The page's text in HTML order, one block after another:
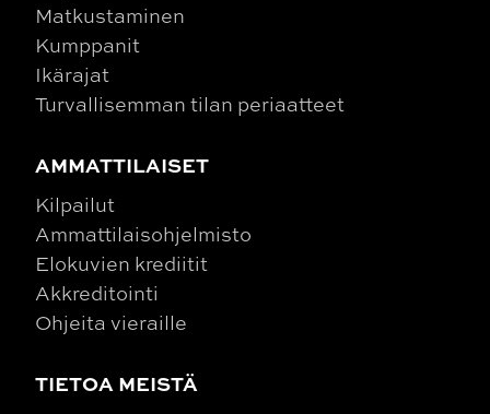
Matkustaminen
Kumppanit
Ikärajat
Turvallisemman tilan periaatteet
AMMATTILAISET
Kilpailut
Ammattilaisohjelmisto
Elokuvien krediitit
Akkreditointi
Ohjeita vieraille
TIETOA MEISTÄ